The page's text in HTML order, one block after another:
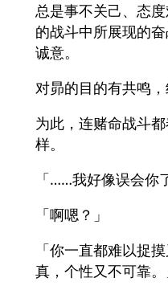
总是事不关己、态
的战斗中所展现的
诚意。
对昴的目的有共鸣，
为此，连赌命战斗
样。
「……我好像误会你
「啊嗯？」
「你一直都难以捉
真，个性又不可靠。